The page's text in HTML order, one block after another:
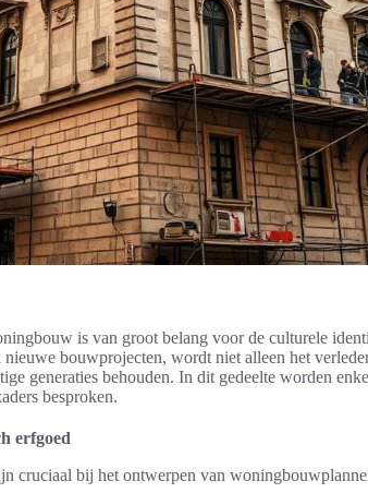
is van groot belang voor de culturele
bouwprojecten, wordt niet alleen het
generaties behouden. In dit gedeelte worden
besproken.
erfgoed
cruciaal bij het ontwerpen van